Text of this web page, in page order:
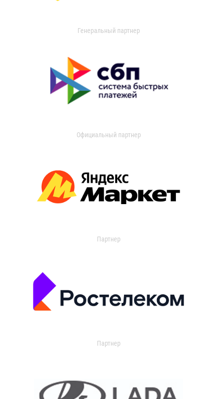
Генеральный партнер
Официальный партнер
Партнер
Партнер